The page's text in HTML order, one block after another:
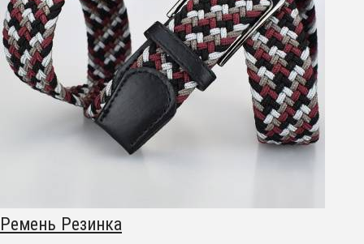
Ремень Резинка